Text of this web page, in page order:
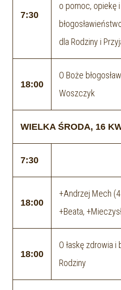
7:30
o pomoc, opiekę
dla Rodziny i
18:00
O Boże
Woszczyk
WIELKA ŚRODA, 16
7:30
18:00
+Andrzej Mech
+Beata,
18:00
O łaskę zdrowia
Rodziny